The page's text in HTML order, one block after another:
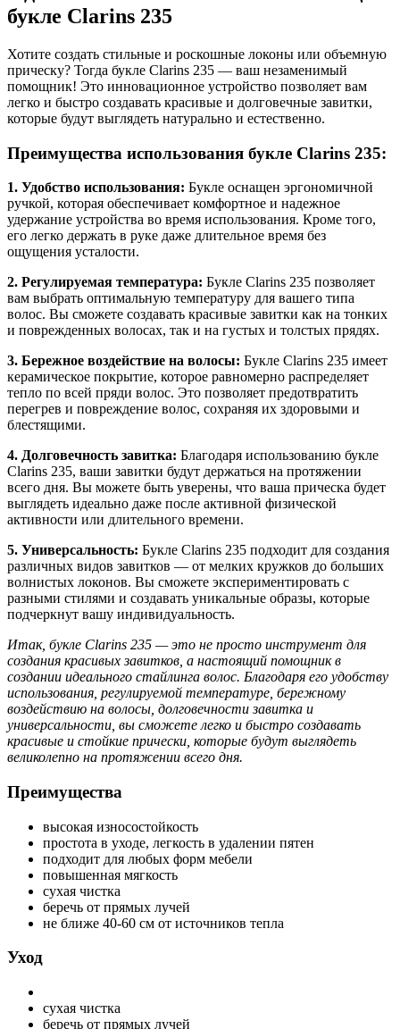
букле Clarins 235
Хотите создать стильные и роскошные локоны или объемную
прическу? Тогда букле Clarins 235 — ваш незаменимый
помощник! Это инновационное устройство позволяет вам
легко и быстро создавать красивые и долговечные завитки,
которые будут выглядеть натурально и естественно.
Преимущества использования букле Clarins 235:
1. Удобство использования: Букле оснащен эргономичной
ручкой, которая обеспечивает комфортное и надежное
удержание устройства во время использования. Кроме того,
его легко держать в руке даже длительное время без
ощущения усталости.
2. Регулируемая температура: Букле Clarins 235 позволяет
вам выбрать оптимальную температуру для вашего типа
волос. Вы сможете создавать красивые завитки как на тонких
и поврежденных волосах, так и на густых и толстых прядях.
3. Бережное воздействие на волосы: Букле Clarins 235 имеет
керамическое покрытие, которое равномерно распределяет
тепло по всей пряди волос. Это позволяет предотвратить
перегрев и повреждение волос, сохраняя их здоровыми и
блестящими.
4. Долговечность завитка: Благодаря использованию букле
Clarins 235, ваши завитки будут держаться на протяжении
всего дня. Вы можете быть уверены, что ваша прическа будет
выглядеть идеально даже после активной физической
активности или длительного времени.
5. Универсальность: Букле Clarins 235 подходит для создания
различных видов завитков — от мелких кружков до больших
волнистых локонов. Вы сможете экспериментировать с
разными стилями и создавать уникальные образы, которые
подчеркнут вашу индивидуальность.
Итак, букле Clarins 235 — это не просто инструмент для
создания красивых завитков, а настоящий помощник в
создании идеального стайлинга волос. Благодаря его удобству
использования, регулируемой температуре, бережному
воздействию на волосы, долговечности завитка и
универсальности, вы сможете легко и быстро создавать
красивые и стойкие прически, которые будут выглядеть
великолепно на протяжении всего дня.
Преимущества
высокая износостойкость
простота в уходе, легкость в удалении пятен
подходит для любых форм мебели
повышенная мягкость
сухая чистка
беречь от прямых лучей
не ближе 40-60 см от источников тепла
Уход
сухая чистка
беречь от прямых лучей